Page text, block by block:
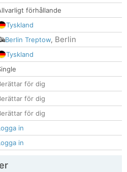
förhållande
Tyskland
Berlin Treptow, Berlin
Tyskland
för dig
för dig
för dig
in
in